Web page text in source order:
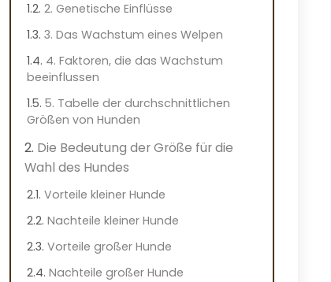
2. Genetische Einflüsse
3. Das Wachstum eines Welpen
4. Faktoren, die das Wachstum
beeinflussen
5. Tabelle der durchschnittlichen
Größen von Hunden
Die Bedeutung der Größe für die
Wahl des Hundes
Vorteile kleiner Hunde
Nachteile kleiner Hunde
Vorteile großer Hunde
Nachteile großer Hunde